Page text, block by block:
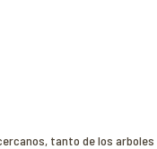
tanto de los